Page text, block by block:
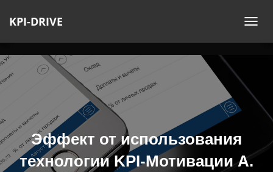
KPI-DRIVE
Е
К
Л
И
Т
Эффект от использования
технологии KPI-Мотивации А.